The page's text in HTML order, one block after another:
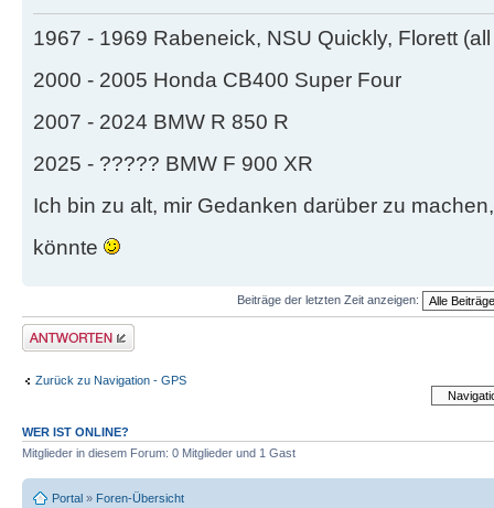
1967 - 1969 Rabeneick, NSU Quickly, Florett
2000 - 2005 Honda CB400 Super Four
2007 - 2024 BMW R 850 R
2025 - ????? BMW F 900 XR
Ich bin zu alt, mir Gedanken darüber zu
könnte
Beiträge der letzten Zeit anzeigen:
Antwort schreiben
Zurück zu Navigation - GPS
WER IST ONLINE?
Mitglieder in diesem Forum: 0 Mitglieder und 1 Gast
Portal » Foren-Übersicht